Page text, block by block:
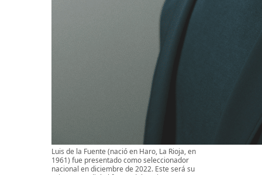
Luis de la Fuente (nació en Haro, La Rioja, en
1961) fue presentado como seleccionador
nacional en diciembre de 2022. Este será su